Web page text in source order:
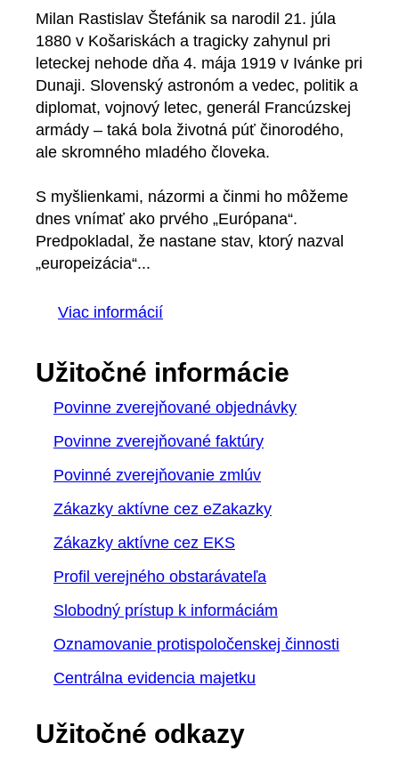
Milan Rastislav Štefánik sa narodil 21. júla
1880 v Košariskách a tragicky zahynul pri
leteckej nehode dňa 4. mája 1919 v Ivánke pri
Dunaji. Slovenský astronóm a vedec, politik a
diplomat, vojnový letec, generál Francúzskej
armády – taká bola životná púť činorodého,
ale skromného mladého človeka.
S myšlienkami, názormi a činmi ho môžeme
dnes vnímať ako prvého „Európana“.
Predpokladal, že nastane stav, ktorý nazval
„europeizácia“...
Viac informácií
Užitočné informácie
Povinne zverejňované objednávky
Povinne zverejňované faktúry
Povinné zverejňovanie zmlúv
Zákazky aktívne cez eZakazky
Zákazky aktívne cez EKS
Profil verejného obstarávateľa
Slobodný prístup k informáciám
Oznamovanie protispoločenskej činnosti
Centrálna evidencia majetku
Užitočné odkazy